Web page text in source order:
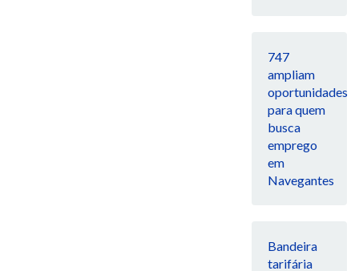
747
ampliam
oportunidades
para quem
busca
emprego
em
Navegantes
Bandeira
tarifária